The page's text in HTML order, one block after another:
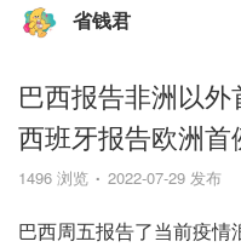
省钱君
巴西报告非洲以外
西班牙报告欧洲
1496 浏览 2022-07-29 发布
巴西周五报告了当前疫